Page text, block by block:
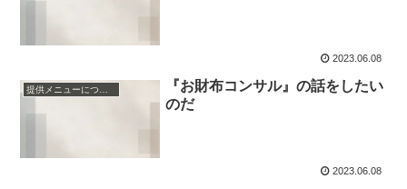
2023.06.08
『お財布コンサル』の話をしたい
のだ
2023.06.08